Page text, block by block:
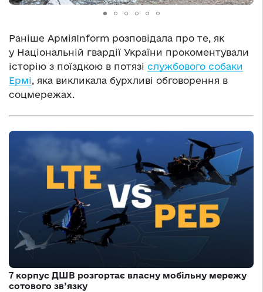
Раніше АрміяInform розповідала про те, як
у Національній гвардії України прокоментували
історію з поїздкою в потязі службового собаки
Ермі, яка викликала бурхливі обговорення в
соцмережах.
7 корпус ДШВ розгортає власну мобільну мережу
сотового зв’язку